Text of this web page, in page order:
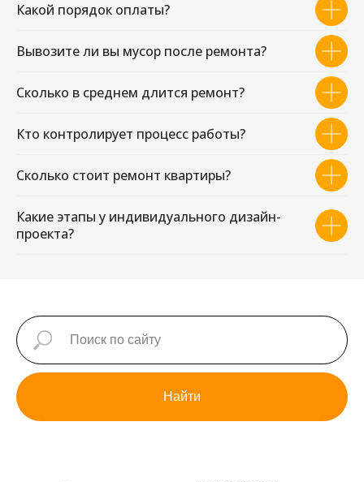
Какой порядок оплаты?
Вывозите ли вы мусор после ремонта?
Сколько в среднем длится ремонт?
Кто контролирует процесс работы?
Сколько стоит ремонт квартиры?
Какие этапы у индивидуального дизайн-
проекта?
Найти